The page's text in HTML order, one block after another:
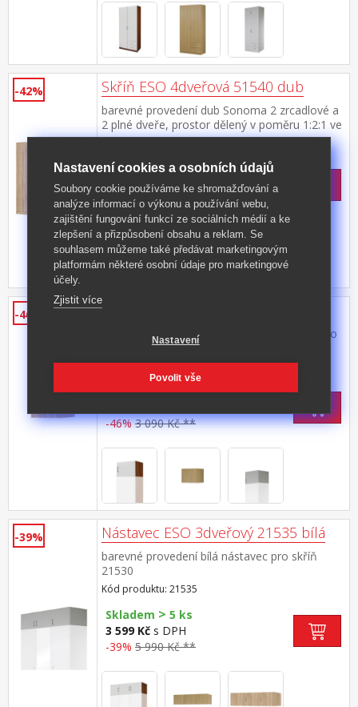
-42% Skříň ESO 4dveřová 51540 dub
barevné provedení dub Sonoma 2 zrcadlové a
2 plné dveře, prostor dělený v poměru 1:2:1 ve
všech třech částech šatní tyč a police, ve
střední části dole 2 zásuvky možno doplnit o
nástavec 51545
Skladem> 5 ks
10 499 Kčs DPH
-42% 18 190 Kč **
-46% Nástavec ESO 1dveřový 51515 dub
barevné provedení dub Sonoma nástavec pro
skříň 51510
Kód produktu: 51515
Skladem: 6.9.2026
-46% 3 090 Kč **
-39% Nástavec ESO 3dveřový 21535 bílá
barevné provedení bílá nástavec pro skříň
21530
Kód produktu: 21535
Skladem > 5 ks
3 599 Kč s DPH
-39% 5 990 Kč **
Nastavení cookies a osobních údajů
Soubory cookie používáme ke shromažďování a
analýze informací o výkonu a používání webu,
zajištění fungování funkcí ze sociálních médií a ke
zlepšení a přizpůsobení obsahu a reklam. Se
souhlasem můžeme také předávat marketingovým
platformám některé osobní údaje pro marketingové
účely.
Zjistit více
Nastavení
Povolit vše